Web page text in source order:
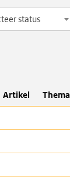
status
Artikel Thema